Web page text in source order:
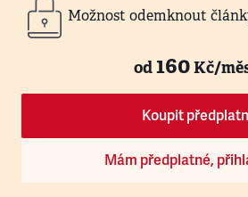
Možnost odemknout
od160Kč/
Koupit
Mám předplatné,